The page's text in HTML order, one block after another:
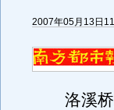
2007年05月13日
洛溪桥